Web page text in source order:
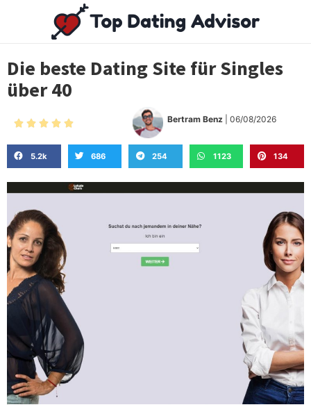
Die beste Dating Site für Singles
über 40
     Bertram Benz | 06/08/2026
5.2k 686 254 1123 134